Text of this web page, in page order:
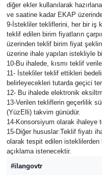
diğer ekler kullanılarak
ve saatine kadar EKAP
9-İstekliler tekliflerini, her bir iş
teklif edilen birim fiyatların
üzerinden teklif birim fiyat
üzerine ihale yapılan istekliyle
10-Bu ihalede, kısmı teklif
11- İstekliler teklif ettikleri
belirleyecekleri tutarda geçici
12- Bu ihalede elektronik
13-Verilen tekliflerin geçerlilik
(YüzElli) takvim günüdür.
14-Konsorsiyum olarak ihaleye
15-Diğer hususlar:Teklif fiyatı
olarak tespit edilen
açıklama istenecektir.
#ilangovtr